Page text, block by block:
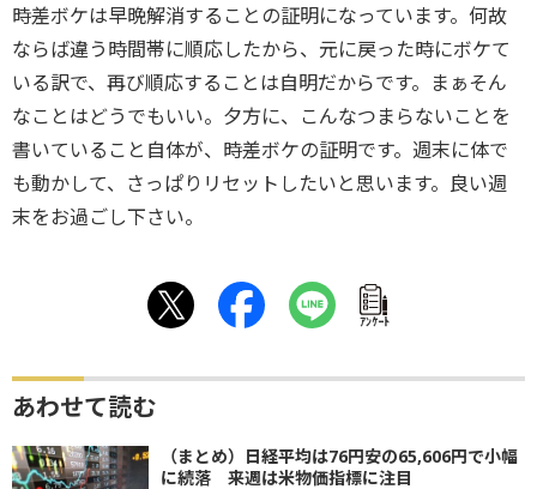
時差ボケは早晩解消することの証明になっています。何故
ならば違う時間帯に順応したから、元に戻った時にボケて
いる訳で、再び順応することは自明だからです。まぁそん
なことはどうでもいい。夕方に、こんなつまらないことを
書いていること自体が、時差ボケの証明です。週末に体で
も動かして、さっぱりリセットしたいと思います。良い週
末をお過ごし下さい。
ｱﾝｹｰﾄ
あわせて読む
（まとめ）日経平均は76円安の65,606円で小幅
に続落 来週は米物価指標に注目